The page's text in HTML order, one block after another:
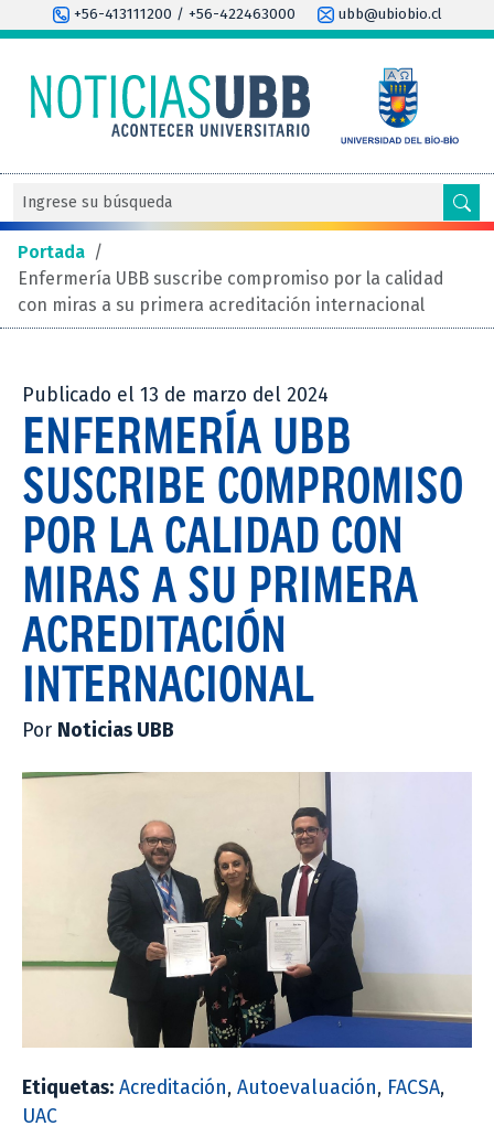
+56-413111200 / +56-422463000 ubb@ubiobio.cl
Portada /
Enfermería UBB suscribe compromiso por la calidad
con miras a su primera acreditación internacional
Publicado el 13 de marzo del 2024
ENFERMERÍA UBB
SUSCRIBE COMPROMISO
POR LA CALIDAD CON
MIRAS A SU PRIMERA
ACREDITACIÓN
INTERNACIONAL
Por Noticias UBB
Etiquetas: Acreditación, Autoevaluación, FACSA,
UAC